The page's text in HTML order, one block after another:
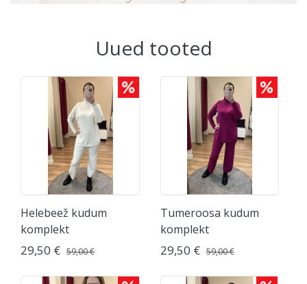
Uued tooted
Helebeež kudum
komplekt
29,50 € 59,00 €
Tumeroosa kudum
komplekt
29,50 € 59,00 €